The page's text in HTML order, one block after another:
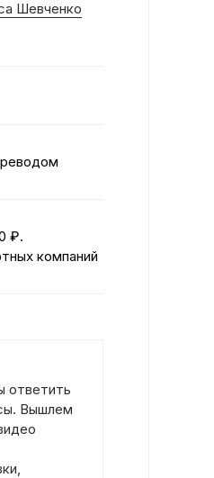
Шевченко
₽.
компаний
ответить
Вышлем